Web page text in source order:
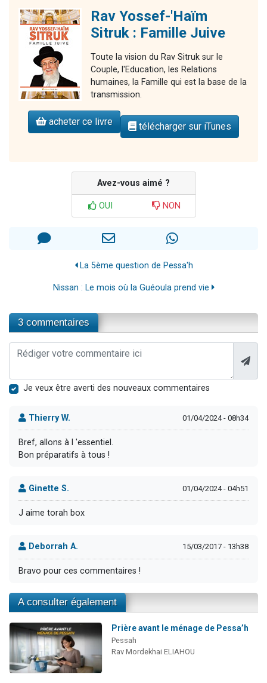
Rav Yossef-'Haïm
Sitruk : Famille Juive
Toute la vision du Rav Sitruk sur le
Couple, l'Education, les Relations
humaines, la Famille qui est la base de la
transmission.
acheter ce livre télécharger sur iTunes
Avez-vous aimé ?
OUI NON
La 5ème question de Pessa'h
Nissan : Le mois où la Guéoula prend vie
3 commentaires
Je veux être averti des nouveaux commentaires
Thierry W. 01/04/2024 - 08h34
Bref, allons à l 'essentiel.
Bon préparatifs à tous !
Ginette S. 01/04/2024 - 04h51
J aime torah box
Deborrah A. 15/03/2017 - 13h38
Bravo pour ces commentaires !
A consulter également
Prière avant le ménage de Pessa’h
Pessah
Rav Mordekhai ELIAHOU